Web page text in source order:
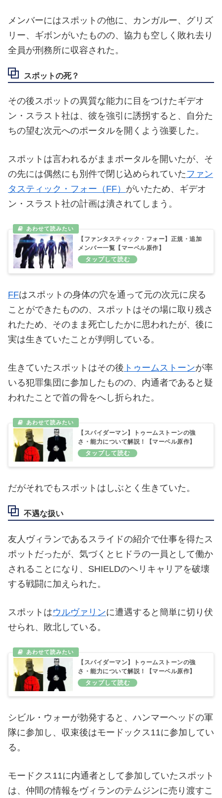
メンバーにはスポットの他に、カンガルー、グリズ
リー、ギボンがいたものの、協力も空しく敗れ去り
全員が刑務所に収容された。
スポットの死？
その後スポットの異質な能力に目をつけたギデオ
ン・スラスト社は、彼を強引に誘拐すると、自分た
ちの望む次元へのポータルを開くよう強要した。
スポットは言われるがままポータルを開いたが、そ
の先には偶然にも別件で閉じ込められていた ファン
タスティック・フォー（FF） がいたため、ギデオ
ン・スラスト社の計画は潰されてしまう。
【ファンタスティック・フォー】正規・追加
メンバー一覧【マーベル原作】
FFはスポットの身体の穴を通って元の次元に戻る
ことができたものの、スポットはその場に取り残さ
れたため、そのまま死亡したかに思われたが、後に
実は生きていたことが判明している。
生きていたスポットはその後 トゥームストーンが率
いる犯罪集団に参加したものの、内通者であると疑
われたことで首の骨をへし折られた。
【スパイダーマン】トゥームストーンの強
さ・能力について解説！【マーベル原作】
だがそれでもスポットはしぶとく生きていた。
不遇な扱い
友人ヴィランであるスライドの紹介で仕事を得たス
ポットだったが、気づくとヒドラの一員として働か
されることになり、SHIELDのヘリキャリアを破壊
する戦闘に加えられた。
スポットはウルヴァリンに遭遇すると簡単に切り伏
せられ、敗北している。
【スパイダーマン】トゥームストーンの強
さ・能力について解説！【マーベル原作】
シビル・ウォーが勃発すると、ハンマーヘッドの軍
隊に参加し、収束後はモードックス11に参加してい
る。
モードクス11に内通者として参加していたスポット
は、仲間の情報をヴィランのテムジンに売り渡すこ